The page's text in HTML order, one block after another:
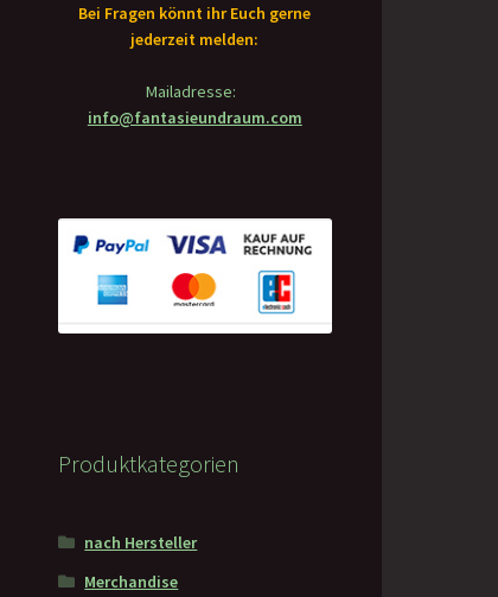
Bei Fragen könnt ihr Euch gerne
jederzeit melden:
Mailadresse:
info@fantasieundraum.com
Produktkategorien
nach Hersteller
Merchandise